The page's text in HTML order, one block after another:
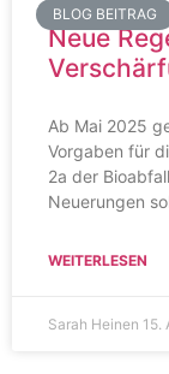
BLOG BEITRAG
Neue
Ab Mai 2025
Vorgaben für
2a der
Neuerungen
WEITERLESEN
Sarah Heinen 15.